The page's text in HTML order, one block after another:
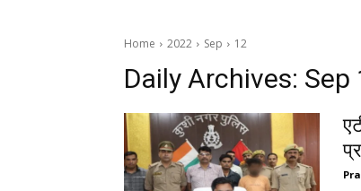
Home 2022 Sep 12
Daily Archives: Sep